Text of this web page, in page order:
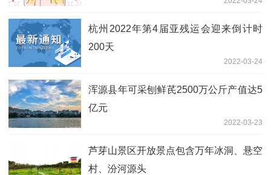
杭州2022年第4届亚残运会迎来倒计时
200天
2022-03-24
浑源县年可采刨鲜芪2500万公斤产值达5
亿元
2022-03-23
芦芽山景区开放景点包含万年冰洞、悬空
村、汾河源头